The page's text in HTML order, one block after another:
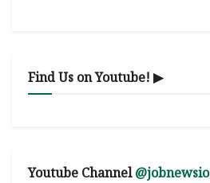
Find Us on Youtube! ▶
Youtube Channel@jobnewsio